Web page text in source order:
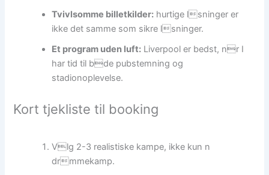
Tvivlsomme billetkilder: hurtige lsninger er
ikke det samme som sikre lsninger.
Et program uden luft: Liverpool er bedst, nr I
har tid til bde pubstemning og
stadionoplevelse.
Kort tjekliste til booking
Vlg 2-3 realistiske kampe, ikke kun n
drmmekamp.